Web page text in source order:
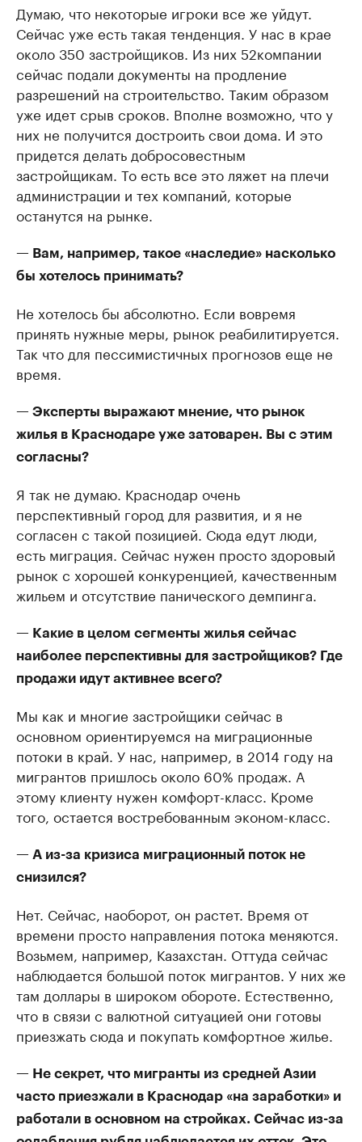
Думаю, что некоторые игроки все же уйдут.
Сейчас уже есть такая тенденция. У нас в крае
около 350 застройщиков. Из них 52компании
сейчас подали документы на продление
разрешений на строительство. Таким образом
уже идет срыв сроков. Вполне возможно, что у
них не получится достроить свои дома. И это
придется делать добросовестным
застройщикам. То есть все это ляжет на плечи
администрации и тех компаний, которые
останутся на рынке.
— Вам, например, такое «наследие» насколько
бы хотелось принимать?
Не хотелось бы абсолютно. Если вовремя
принять нужные меры, рынок реабилитируется.
Так что для пессимистичных прогнозов еще не
время.
— Эксперты выражают мнение, что рынок
жилья в Краснодаре уже затоварен. Вы с этим
согласны?
Я так не думаю. Краснодар очень
перспективный город для развития, и я не
согласен с такой позицией. Сюда едут люди,
есть миграция. Сейчас нужен просто здоровый
рынок с хорошей конкуренцией, качественным
жильем и отсутствие панического демпинга.
— Какие в целом сегменты жилья сейчас
наиболее перспективны для застройщиков? Где
продажи идут активнее всего?
Мы как и многие застройщики сейчас в
основном ориентируемся на миграционные
потоки в край. У нас, например, в 2014 году на
мигрантов пришлось около 60% продаж. А
этому клиенту нужен комфорт-класс. Кроме
того, остается востребованным эконом-класс.
— А из-за кризиса миграционный поток не
снизился?
Нет. Сейчас, наоборот, он растет. Время от
времени просто направления потока меняются.
Возьмем, например, Казахстан. Оттуда сейчас
наблюдается большой поток мигрантов. У них же
там доллары в широком обороте. Естественно,
что в связи с валютной ситуацией они готовы
приезжать сюда и покупать комфортное жилье.
— Не секрет, что мигранты из средней Азии
часто приезжали в Краснодар «на заработки» и
работали в основном на стройках. Сейчас из-за